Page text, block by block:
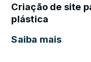
Criação de site
plástica
Saiba mais